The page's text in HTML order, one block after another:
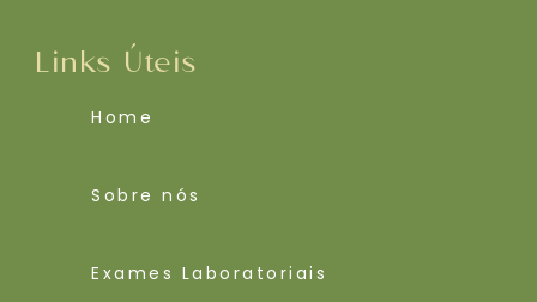
Links Úteis
Home
Sobre nós
Exames Laboratoriais